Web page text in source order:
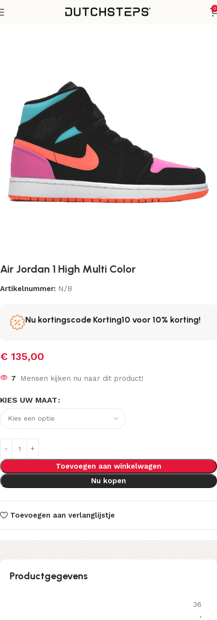
0
Air Jordan 1 High Multi Color
Artikelnummer: N/B
Nu kortingscode Korting10 voor 10% korting!
€ 135,00
7 Mensen kijken nu naar dit product!
KIES UW MAAT
Toevoegen aan winkelwagen
Nu kopen
Toevoegen aan verlanglijstje
Productgegevens
36
,